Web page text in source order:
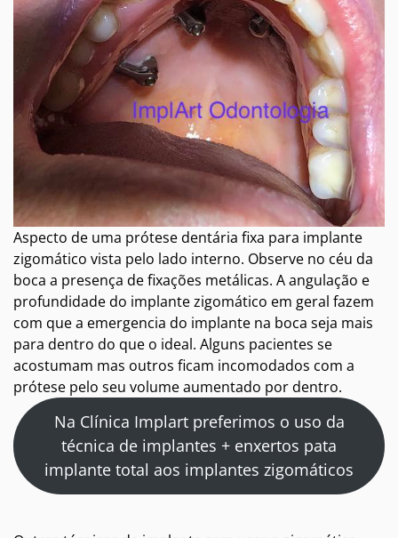
Aspecto de uma prótese dentária fixa para implante
zigomático vista pelo lado interno. Observe no céu da
boca a presença de fixações metálicas. A angulação e
profundidade do implante zigomático em geral fazem
com que a emergencia do implante na boca seja mais
para dentro do que o ideal. Alguns pacientes se
acostumam mas outros ficam incomodados com a
prótese pelo seu volume aumentado por dentro.
Na Clínica Implart preferimos o uso da
técnica de implantes + enxertos pata
implante total aos implantes zigomáticos